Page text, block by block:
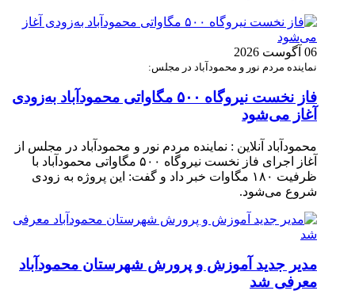
06 آگوست 2026
نماینده مردم نور و محمودآباد در مجلس:
فاز نخست نیروگاه ۵۰۰ مگاواتی محمودآباد به‌زودی
آغاز می‌شود
محمودآباد آنلاین : نماینده مردم نور و محمودآباد در مجلس از
آغاز اجرای فاز نخست نیروگاه ۵۰۰ مگاواتی محمودآباد با
ظرفیت ۱۸۰ مگاوات خبر داد و گفت: این پروژه به زودی
شروع می‌شود.
مدیر جدید آموزش و پرورش شهرستان محمودآباد
معرفی شد